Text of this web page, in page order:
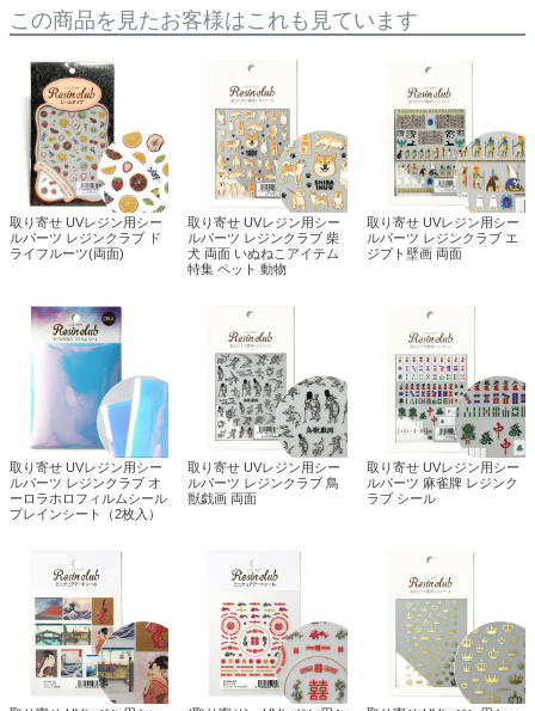
この商品を見たお客様はこれも見ています
取り寄せ UVレジン用シー
ルパーツ レジンクラブ ド
ライフルーツ(両面)
取り寄せ UVレジン用シー
ルパーツ レジンクラブ 柴
犬 両面 いぬねこアイテム
特集 ペット 動物
取り寄せ UVレジン用シー
ルパーツ レジンクラブ エ
ジプト壁画 両面
取り寄せ UVレジン用シー
ルパーツ レジンクラブ オ
ーロラホロフィルムシール
プレインシート（2枚入）
取り寄せ UVレジン用シー
ルパーツ レジンクラブ 鳥
獣戯画 両面
取り寄せ UVレジン用シー
ルパーツ 麻雀牌 レジンク
ラブ シール